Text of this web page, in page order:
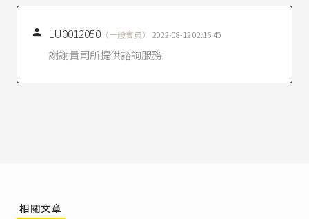
III 危險增加，不由於要保人或被保險人之行為所
保險人。
 LU0012050 （一般會員） 2022-08-12 02:16:45
謝謝貴司所提供諮詢服務
相關文章